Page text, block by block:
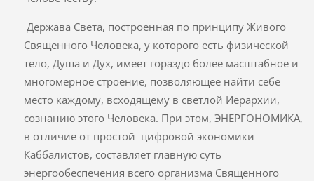
Держава Света, построенная по принципу Живого
Священного Человека, у которого есть физической
тело, Душа и Дух, имеет гораздо более масштабное и
многомерное строение, позволяющее найти себе
место каждому, всходящему в светлой Иерархии,
сознанию этого Человека. При этом, ЭНЕРГОНОМИКА,
в отличие от простой цифровой экономики
Каббалистов, составляет главную суть
энергообеспечения всего организма Священного